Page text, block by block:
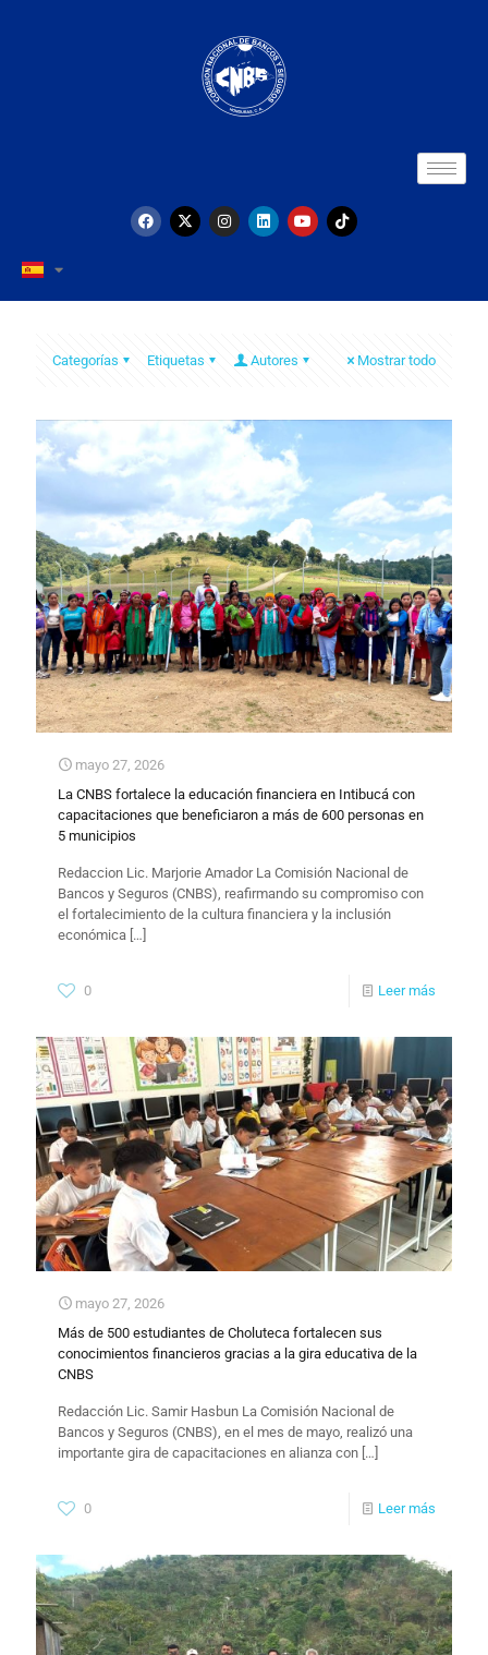
Categorías Etiquetas Autores Mostrar todo
mayo 27, 2026
La CNBS fortalece la educación financiera en Intibucá con
capacitaciones que beneficiaron a más de 600 personas en
5 municipios
​Redaccion Lic. Marjorie Amador La Comisión Nacional de
Bancos y Seguros (CNBS), reafirmando su compromiso con
el fortalecimiento de la cultura financiera y la inclusión
económica […]
0 Leer más
mayo 27, 2026
Más de 500 estudiantes de Choluteca fortalecen sus
conocimientos financieros gracias a la gira educativa de la
CNBS
Redacción Lic. Samir Hasbun La Comisión Nacional de
Bancos y Seguros (CNBS), en el mes de mayo, realizó una
importante gira de capacitaciones en alianza con […]
0 Leer más